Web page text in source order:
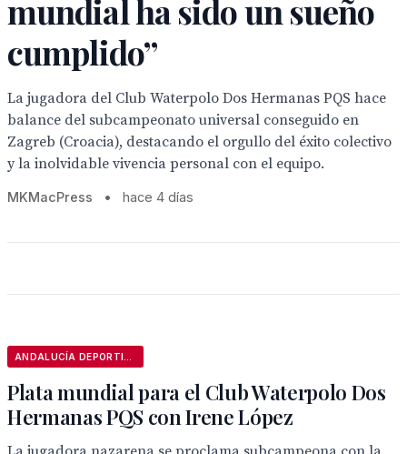
mundial ha sido un sueño
cumplido”
La jugadora del Club Waterpolo Dos Hermanas PQS hace
balance del subcampeonato universal conseguido en
Zagreb (Croacia), destacando el orgullo del éxito colectivo
y la inolvidable vivencia personal con el equipo.
MKMacPress • hace 4 días
Plata mundial para el Club Waterpolo Dos
Hermanas PQS con Irene López